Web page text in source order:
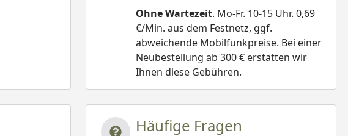
Ohne Wartezeit. Mo-Fr. 10-15 Uhr. 0,69
€/Min. aus dem Festnetz, ggf.
abweichende Mobilfunkpreise. Bei einer
Neubestellung ab 300 € erstatten wir
Ihnen diese Gebühren.
Häufige Fragen